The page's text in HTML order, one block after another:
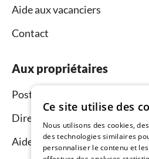
Aide aux vacanciers
Contact
Aux propriétaires
Postez et louez
Directeur du réseau
Aide aux propriétaires
Ce site utilise des
Nous utilisons des cookies,
des technologies similaires
personnaliser le contenu et